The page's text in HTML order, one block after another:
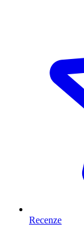
Recenze